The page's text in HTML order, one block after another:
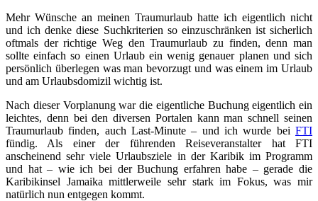
Mehr Wünsche an meinen Traumurlaub hatte ich eigentlich nicht
und ich denke diese Suchkriterien so einzuschränken ist sicherlich
oftmals der richtige Weg den Traumurlaub zu finden, denn man
sollte einfach so einen Urlaub ein wenig genauer planen und sich
persönlich überlegen was man bevorzugt und was einem im Urlaub
und am Urlaubsdomizil wichtig ist.
Nach dieser Vorplanung war die eigentliche Buchung eigentlich ein
leichtes, denn bei den diversen Portalen kann man schnell seinen
Traumurlaub finden, auch Last-Minute – und ich wurde bei FTI
fündig. Als einer der führenden Reiseveranstalter hat FTI
anscheinend sehr viele Urlaubsziele in der Karibik im Programm
und hat – wie ich bei der Buchung erfahren habe – gerade die
Karibikinsel Jamaika mittlerweile sehr stark im Fokus, was mir
natürlich nun entgegen kommt.